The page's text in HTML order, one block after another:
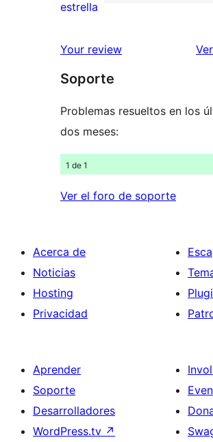
de
estrellas
3
de
estrellas
estrella
Your review
Soporte
Problemas resueltos en los
dos meses:
1 de 1
Ver el foro de soporte
Acerca de
Noticias
Hosting
Privacidad
Aprender
Soporte
Desarrolladores
WordPress.tv ↗